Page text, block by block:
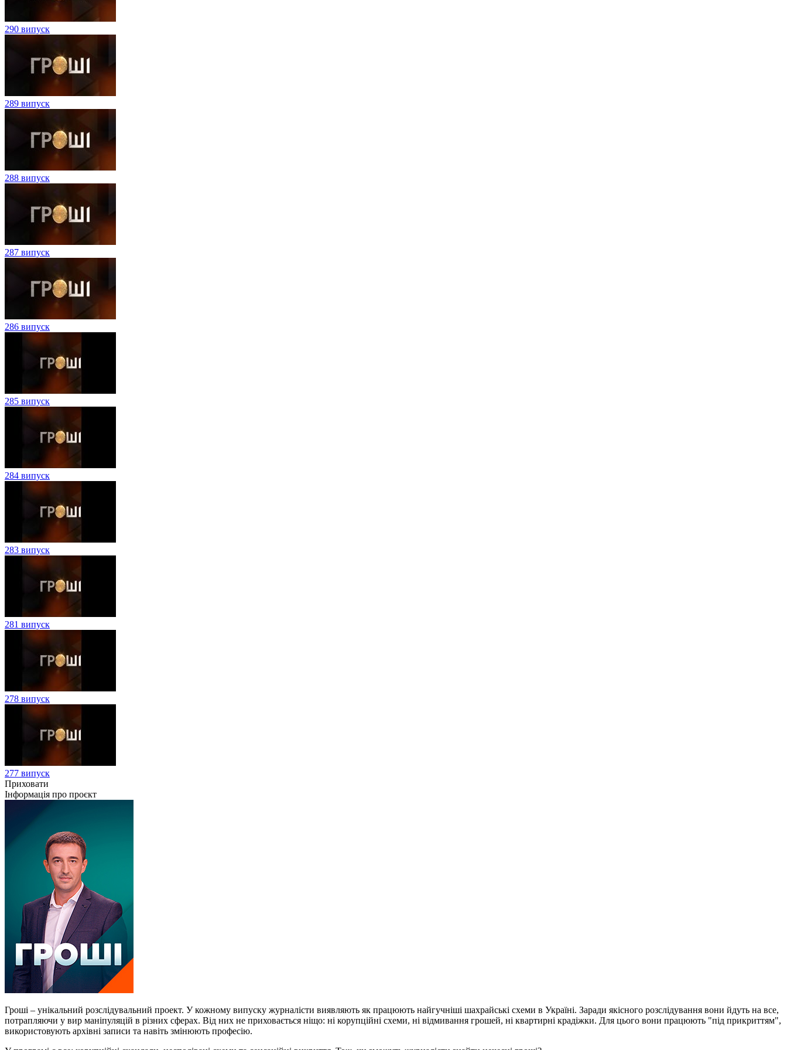
290 випуск
289 випуск
288 випуск
287 випуск
286 випуск
285 випуск
284 випуск
283 випуск
281 випуск
278 випуск
277 випуск
Приховати
Інформація про проєкт
Гроші – унікальний розслідувальний проект. У кожному випуску журналісти виявляють як працюють найгучніші шахрайські схеми в Україні. Заради якісного розслідування вони йдуть на все,
потрапляючи у вир маніпуляцій в різних сферах. Від них не приховається ніщо: ні корупційні схеми, ні відмивання грошей, ні квартирні крадіжки. Для цього вони працюють "під прикриттям",
використовують архівні записи та навіть змінюють професію.